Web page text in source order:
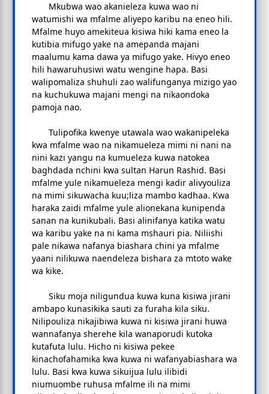
Mkubwa wao akanieleza kuwa wao ni
watumishi wa mfalme aliyepo karibu na eneo hili.
Mfalme huyo amekiteua kisiwa hiki kama eneo la
kutibia mifugo yake na amepanda majani
maalumu kama dawa ya mifugo yake. Hivyo eneo
hili hawaruhusiwi watu wengine hapa. Basi
walipomaliza shuhuli zao walifunganya mizigo yao
na kuchukuwa majani mengi na nikaondoka
pamoja nao.
Tulipofika kwenye utawala wao wakanipeleka
kwa mfalme wao na nikamueleza mimi ni nani na
nini kazi yangu na kumueleza kuwa natokea
baghdada nchini kwa sultan Harun Rashid. Basi
mfalme yule nikamueleza mengi kadir alivyouliza
na mimi sikuwacha kuu;liza mambo kadhaa. Kwa
haraka zaidi mfalme yule alionekana kunipenda
sanan na kunikubali. Basi alinifanya katika watu
wa karibu yake na ni kama mshauri pia. Niliishi
pale nikawa nafanya biashara chini ya mfalme
yaani nilikuwa naendeleza bishara za mtoto wake
wa kike.
Siku moja niligundua kuwa kuna kisiwa jirani
ambapo kunasikika sauti za furaha kila siku.
Nilipouliza nikajibiwa kuwa ni kisiwa jirani huwa
wannafanya sherehe kila wanaporudi kutoka
kutafuta lulu. Hicho ni kisiwa pekee
kinachofahamika kwa kuwa ni wafanyabiashara wa
lulu. Basi kwa kuwa sikuijua lulu ilibidi
niumuombe ruhusa mfalme ili na mimi